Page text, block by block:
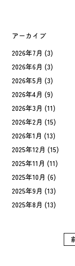
アーカイブ
2026年7月 (3)
2026年6月 (3)
2026年5月 (3)
2026年4月 (9)
2026年3月 (11)
2026年2月 (15)
2026年1月 (13)
2025年12月 (15)
2025年11月 (11)
2025年10月 (6)
2025年9月 (13)
2025年8月 (13)